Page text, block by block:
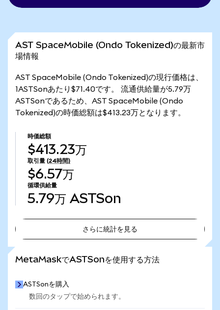
AST SpaceMobile (Ondo Tokenized)の最新市
場情報
AST SpaceMobile (Ondo Tokenized)の現行価格は、
1ASTSonあたり$71.40です。 流通供給量が5.79万
ASTSonであるため、AST SpaceMobile (Ondo
Tokenized)の時価総額は$413.23万となります。
時価総額
$413.23万
取引量 (24時間)
$6.57万
循環供給量
5.79万 ASTSon
さらに統計を見る
MetaMaskでASTSonを使用する方法
ASTSonを購入
数回のタップで始められます。